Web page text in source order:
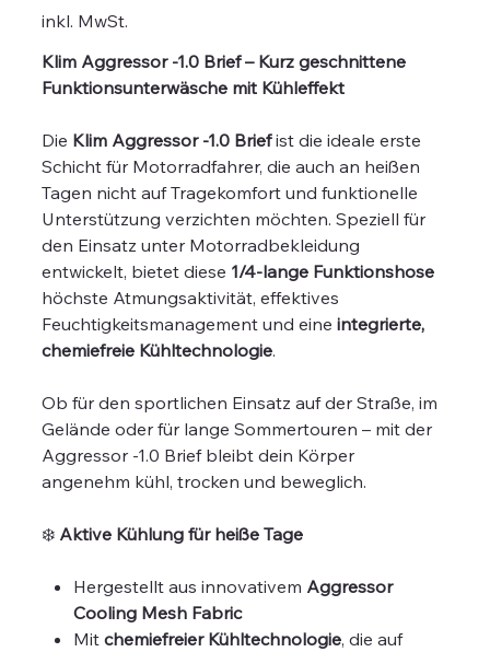
inkl. MwSt.
Klim Aggressor -1.0 Brief – Kurz geschnittene
Funktionsunterwäsche mit Kühleffekt
Die Klim Aggressor -1.0 Briefist die ideale erste
Schicht für Motorradfahrer, die auch an heißen
Tagen nicht auf Tragekomfort und funktionelle
Unterstützung verzichten möchten. Speziell für
den Einsatz unter Motorradbekleidung
entwickelt, bietet diese 1/4-lange Funktionshose
höchste Atmungsaktivität, effektives
Feuchtigkeitsmanagement und eineintegrierte,
chemiefreie Kühltechnologie.
Ob für den sportlichen Einsatz auf der Straße, im
Gelände oder für lange Sommertouren – mit der
Aggressor -1.0 Brief bleibt dein Körper
angenehm kühl, trocken und beweglich.
❄️ Aktive Kühlung für heiße Tage
Hergestellt aus innovativem Aggressor
Cooling Mesh Fabric
Mitchemiefreier Kühltechnologie, die auf